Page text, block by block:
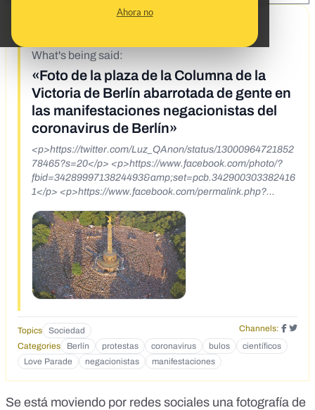
Ahora no
What's being said:
«Foto de la plaza de la Columna de la
Victoria de Berlín abarrotada de gente en
las manifestaciones negacionistas del
coronavirus de Berlín»
<p>https://twitter.com/Luz_QAnon/status/13000964721852
78465?s=20</p> <p>https://www.facebook.com/photo/?
fbid=3428999713824493&amp;set=pcb.342900303382416
1</p> <p>https://www.facebook.com/permalink.php?
Topics Sociedad
Channels:
Categories
Berlín protestas coronavirus bulos
científicos
Love Parade
negacionistas manifestaciones
Se está moviendo por redes sociales una fotografía de